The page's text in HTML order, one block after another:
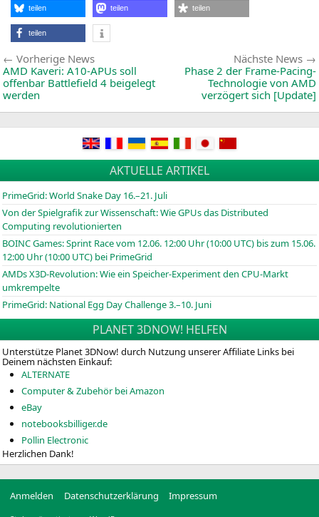
teilen teilen teilen
teilen
Beitragsnavigation
Vorherige NewsVorherige
News:
AMD Kaveri: A10-APUs soll
offenbar Battlefield 4 beigelegt
werden
Nächste News
Phase 2 der Frame-Pacing-
Technologie von AMD
verzögert sich [Update]
AKTUELLE ARTIKEL
PrimeGrid: World Snake Day 16.–21. Juli
Von der Spielgrafik zur Wissenschaft: Wie GPUs das Distributed
Computing revolutionierten
BOINCGames: Sprint Race vom 12.06. 12:00 Uhr (10:00 UTC) bis zum 15.06.
12:00 Uhr (10:00 UTC) bei PrimeGrid
AMDs X3D-Revolution: Wie ein Speicher-Experiment den CPU-Markt
umkrempelte
PrimeGrid: National Egg Day Challenge 3.–10. Juni
PLANET 3DNOW! HELFEN
Unterstütze Planet 3DNow! durch Nutzung unserer Affiliate Links bei
Deinem nächsten Einkauf:
ALTERNATE
Computer & Zubehör bei Amazon
eBay
notebooksbilliger.de
Pollin Electronic
Herzlichen Dank!
Anmelden Datenschutzerklärung Impressum